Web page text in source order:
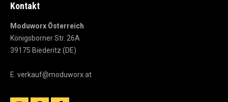
Kontakt
Moduworx Österreich
Königsborner Str. 26A
39175 Biederitz (DE)
E. verkauf@moduworx.at